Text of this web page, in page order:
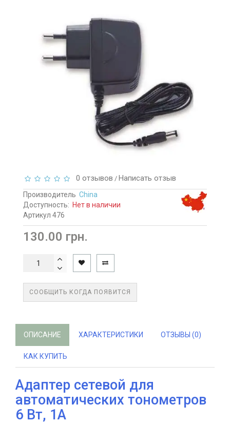
0 отзывов / Написать отзыв
Производитель China
Доступность: Нет в наличии
Артикул 476
130.00 грн.
СООБЩИТЬ КОГДА ПОЯВИТСЯ
ОПИСАНИЕ ХАРАКТЕРИСТИКИ ОТЗЫВЫ (0)
КАК КУПИТЬ
Адаптер сетевой для
автоматических тонометров
6 Вт, 1А